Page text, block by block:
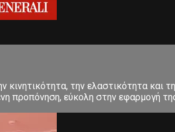
την ελαστικότητα και
εύκολη στην εφαρμογή